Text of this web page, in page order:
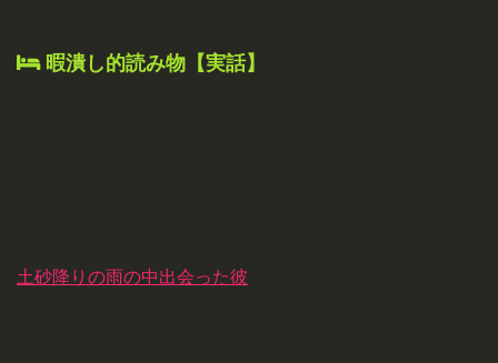
暇潰し的読み物【実話】
土砂降りの雨の中出会った彼